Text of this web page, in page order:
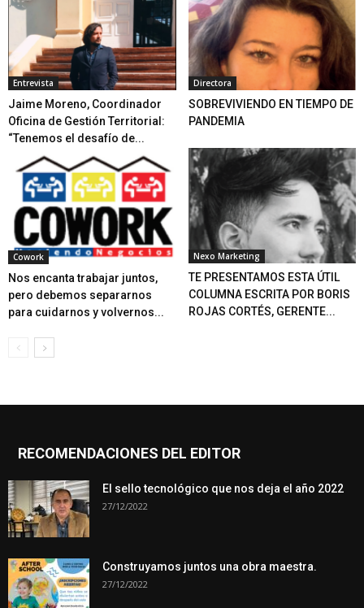
Entrevista
Jaime Moreno, Coordinador
Oficina de Gestión Territorial:
“Tenemos el desafío de...
Directora
SOBREVIVIENDO EN TIEMPO DE
PANDEMIA
Cowork
Nos encanta trabajar juntos,
pero debemos separarnos
para cuidarnos y volvernos...
Nexo Marketing
TE PRESENTAMOS ESTA ÚTIL
COLUMNA ESCRITA POR BORIS
ROJAS CORTÉS, GERENTE...
RECOMENDACIONES DEL EDITOR
El sello tecnológico que nos deja el año 2022
27/12/2022
Construyamos juntos una obra maestra.
27/12/2022